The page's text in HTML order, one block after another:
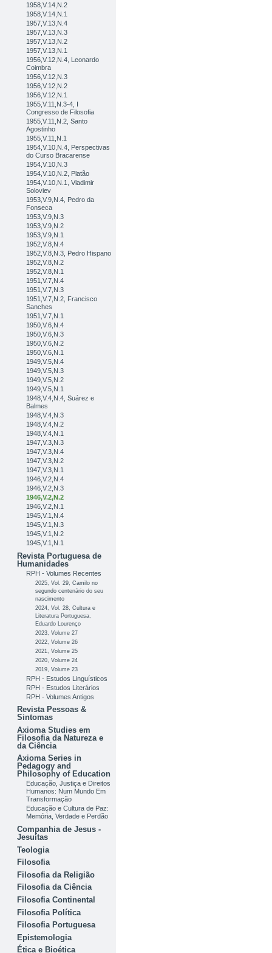
1958,V.14,N.2
1958,V.14,N.1
1957,V.13,N.4
1957,V.13,N.3
1957,V.13,N.2
1957,V.13,N.1
1956,V.12,N.4, Leonardo
Coimbra
1956,V.12,N.3
1956,V.12,N.2
1956,V.12,N.1
1955,V.11,N.3-4, I
Congresso de Filosofia
1955,V.11,N.2, Santo
Agostinho
1955,V.11,N.1
1954,V.10,N.4, Perspectivas
do Curso Bracarense
1954,V.10,N.3
1954,V.10,N.2, Platão
1954,V.10,N.1, Vladimir
Soloviev
1953,V.9,N.4, Pedro da
Fonseca
1953,V.9,N.3
1953,V.9,N.2
1953,V.9,N.1
1952,V.8,N.4
1952,V.8,N.3, Pedro Hispano
1952,V.8,N.2
1952,V.8,N.1
1951,V.7,N.4
1951,V.7,N.3
1951,V.7,N.2, Francisco
Sanches
1951,V.7,N.1
1950,V.6,N.4
1950,V.6,N.3
1950,V.6,N.2
1950,V.6,N.1
1949,V.5,N.4
1949,V.5,N.3
1949,V.5,N.2
1949,V.5,N.1
1948,V.4,N.4, Suárez e
Balmes
1948,V.4,N.3
1948,V.4,N.2
1948,V.4,N.1
1947,V.3,N.3
1947,V.3,N.4
1947,V.3,N.2
1947,V.3,N.1
1946,V.2,N.4
1946,V.2,N.3
1946,V.2,N.2
1946,V.2,N.1
1945,V.1,N.4
1945,V.1,N.3
1945,V.1,N.2
1945,V.1,N.1
Revista Portuguesa de
Humanidades
RPH - Volumes Recentes
2025, Vol. 29, Camilo no
segundo centenário do seu
nascimento
2024, Vol. 28, Cultura e
Literatura Portuguesa,
Eduardo Lourenço
2023, Volume 27
2022, Volume 26
2021, Volume 25
2020, Volume 24
2019, Volume 23
RPH - Estudos Linguísticos
RPH - Estudos Literários
RPH - Volumes Antigos
Revista Pessoas &
Sintomas
Axioma Studies em
Filosofia da Natureza e
da Ciência
Axioma Series in
Pedagogy and
Philosophy of Education
Educação, Justiça e Direitos
Humanos: Num Mundo Em
Transformação
Educação e Cultura de Paz:
Memória, Verdade e Perdão
Companhia de Jesus -
Jesuítas
Teologia
Filosofia
Filosofia da Religião
Filosofia da Ciência
Filosofia Continental
Filosofia Política
Filosofia Portuguesa
Epistemologia
Ética e Bioética